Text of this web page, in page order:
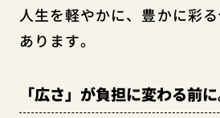
人生を軽やかに、豊かに彩
あります。
「広さ」が負担に変わる前に